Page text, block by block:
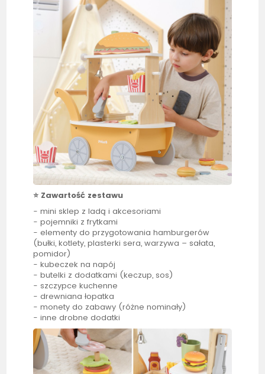
⭐️ Zawartość zestawu
- mini sklep z ladą i akcesoriami
- pojemniki z frytkami
- elementy do przygotowania hamburgerów
(bułki, kotlety, plasterki sera, warzywa – sałata,
pomidor)
- kubeczek na napój
- butelki z dodatkami (keczup, sos)
- szczypce kuchenne
- drewniana łopatka
- monety do zabawy (różne nominały)
- inne drobne dodatki